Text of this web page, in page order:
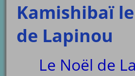
Kamishibaï
de Lapinou
Le Noël de